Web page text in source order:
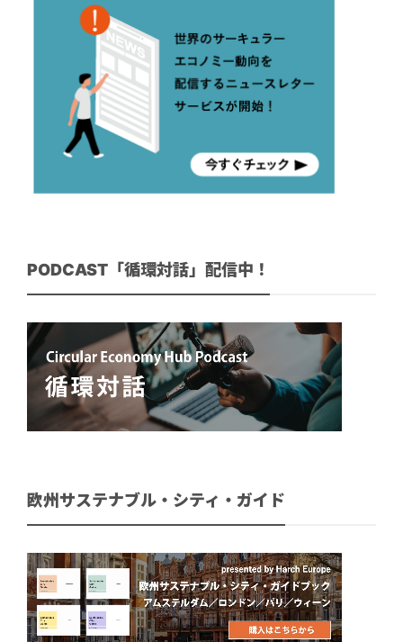
PODCAST「循環対話」配信中！
欧州サステナブル・シティ・ガイド